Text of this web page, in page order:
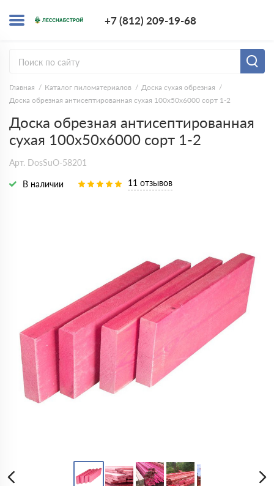
+7 (812) 209-19-68
Главная Каталог пиломатериалов
Доска сухая обрезная
Доска обрезная антисептированная сухая 100х50х6000 сорт 1-2
Доска обрезная антисептированная
сухая 100х50х6000 сорт 1-2
Арт. DosSuO-58201
В наличии 11 отзывов